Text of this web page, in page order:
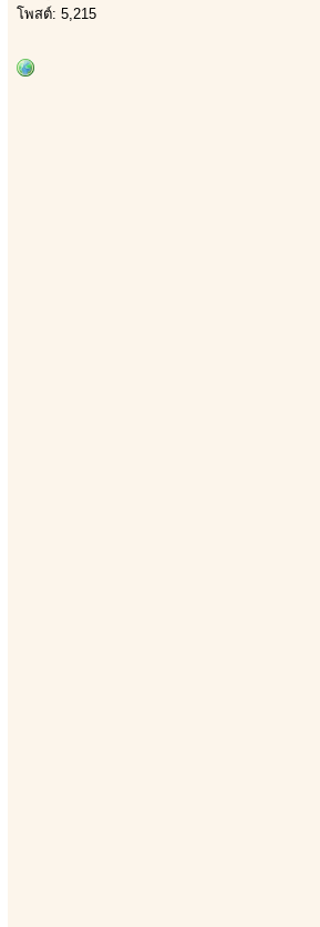
โพสต์: 5,215